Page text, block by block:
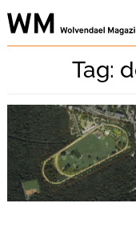
Skip
to
Tag: